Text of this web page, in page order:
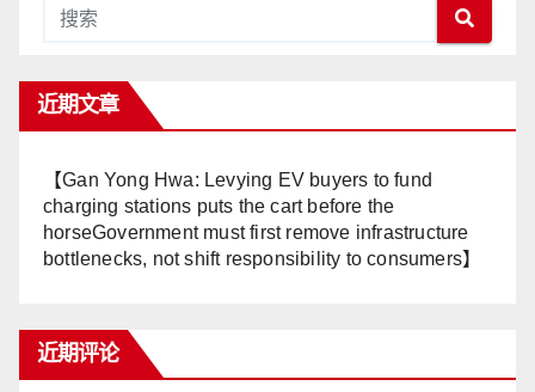
近期文章
【Gan Yong Hwa: Levying EV buyers to fund
charging stations puts the cart before the
horseGovernment must first remove infrastructure
bottlenecks, not shift responsibility to consumers】
近期评论